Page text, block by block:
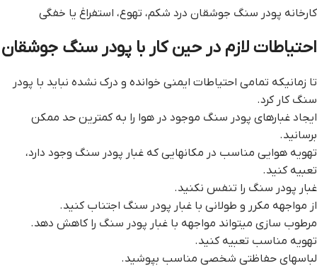
کارخانه پودر سنگ جوشقان درد شکم، تهوع، استفراغ یا خفگی
احتیاطات لازم در حین کار با پودر سنگ جوشقان
تا زمانیکه تمامی احتیاطات ایمنی خوانده و درک نشده نباید با پودر
سنگ کار کرد.
ایجاد غبارهای پودر سنگ موجود در هوا را به کمترین حد ممکن
برسانید.
تهویه هوایی مناسب در مکانهایی که غبار پودر سنگ وجود دارد،
تعبیه کنید.
غبار پودر سنگ را تنفس نکنید.
از مواجهه مکرر و طولانی با غبار پودر سنگ اجتناب کنید.
مرطوب سازی میتواند مواجهه با غبار پودر سنگ را کاهش دهد.
تهویه مناسب تعبیه کنید.
لباسهای حفاظتی شخصی مناسب بپوشید.